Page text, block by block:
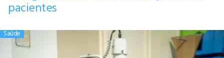
pacientes
Saúde